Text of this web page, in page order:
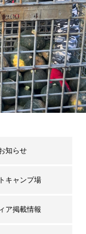
知らせ
キャンプ場
ア掲載情報